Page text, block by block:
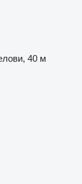
40 м